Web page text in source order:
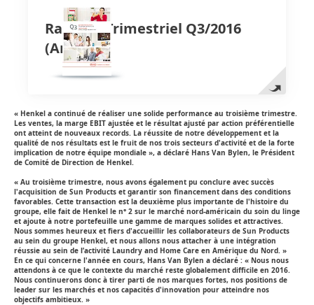
Rapport Trimestriel Q3/2016
(Anglais)
« Henkel a continué de réaliser une solide performance au troisième trimestre.
Les ventes, la marge EBIT ajustée et le résultat ajusté par action préférentielle
ont atteint de nouveaux records. La réussite de notre développement et la
qualité de nos résultats est le fruit de nos trois secteurs d'activité et de la forte
implication de notre équipe mondiale », a déclaré Hans Van Bylen, le Président
de Comité de Direction de Henkel.
« Au troisième trimestre, nous avons également pu conclure avec succès
l'acquisition de Sun Products et garantir son financement dans des conditions
favorables. Cette transaction est la deuxième plus importante de l'histoire du
groupe, elle fait de Henkel le n° 2 sur le marché nord-américain du soin du linge
et ajoute à notre portefeuille une gamme de marques solides et attractives.
Nous sommes heureux et fiers d'accueillir les collaborateurs de Sun Products
au sein du groupe Henkel, et nous allons nous attacher à une intégration
réussie au sein de l’activité Laundry and Home Care en Amérique du Nord. »
En ce qui concerne l'année en cours, Hans Van Bylen a déclaré : « Nous nous
attendons à ce que le contexte du marché reste globalement difficile en 2016.
Nous continuerons donc à tirer parti de nos marques fortes, nos positions de
leader sur les marchés et nos capacités d'innovation pour atteindre nos
objectifs ambitieux. »